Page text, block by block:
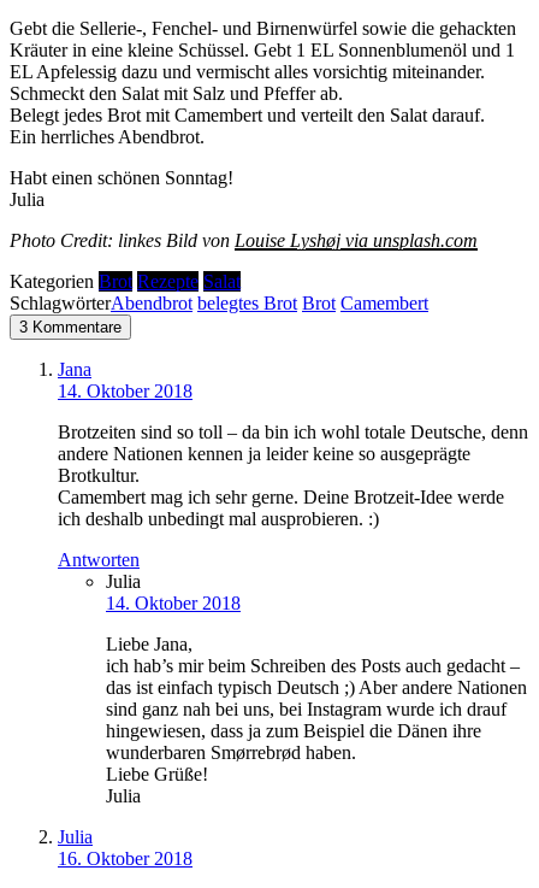
Gebt die Sellerie-, Fenchel- und Birnenwürfel sowie die gehackten
Kräuter in eine kleine Schüssel. Gebt 1 EL Sonnenblumenöl und 1
EL Apfelessig dazu und vermischt alles vorsichtig miteinander.
Schmeckt den Salat mit Salz und Pfeffer ab.
Belegt jedes Brot mit Camembert und verteilt den Salat darauf.
Ein herrliches Abendbrot.
Habt einen schönen Sonntag!
Julia
Photo Credit: linkes Bild von Louise Lyshøj via unsplash.com
Kategorien Brot Rezepte Salat
SchlagwörterAbendbrot belegtes Brot Brot Camembert
3 Kommentare
Jana
14. Oktober 2018
Brotzeiten sind so toll – da bin ich wohl totale Deutsche, denn
andere Nationen kennen ja leider keine so ausgeprägte
Brotkultur.
Camembert mag ich sehr gerne. Deine Brotzeit-Idee werde
ich deshalb unbedingt mal ausprobieren. :)
Antworten
Julia
14. Oktober 2018
Liebe Jana,
ich hab’s mir beim Schreiben des Posts auch gedacht –
das ist einfach typisch Deutsch ;) Aber andere Nationen
sind ganz nah bei uns, bei Instagram wurde ich drauf
hingewiesen, dass ja zum Beispiel die Dänen ihre
wunderbaren Smørrebrød haben.
Liebe Grüße!
Julia
Julia
16. Oktober 2018